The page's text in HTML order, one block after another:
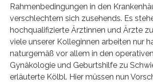
Rahmenbedingungen in den
verschlechtern sich zusehends. Es
hochqualifizierte Ärztinnen und Ärzte
viele unserer Kolleginnen arbeiten nur
naturgemäß vor allem in den
Gynäkologie und Geburtshilfe zu
erläuterte Kölbl. Hier müssen nun